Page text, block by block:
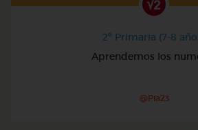
2º Primaria (7-8
Aprendemos los
@Pia23